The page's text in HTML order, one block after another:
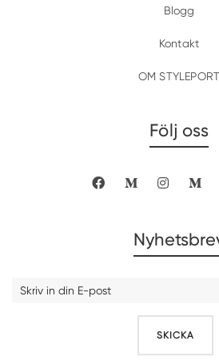
Blogg
Kontakt
OM STYLEPORT
Följ oss